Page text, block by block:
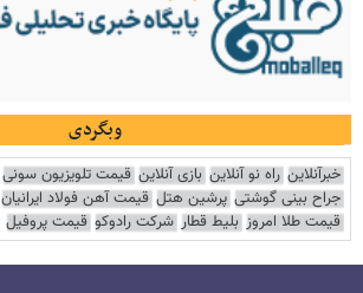
وبگردی
خبرآنلاین راه نو آنلاین بازی آنلاین قیمت تلویزیون سونی
جراح بینی گوشتی پرشین هتل قیمت آهن فولاد ایرانیان
قیمت طلا امروز بلیط قطار شرکت رادوکو قیمت پروفیل